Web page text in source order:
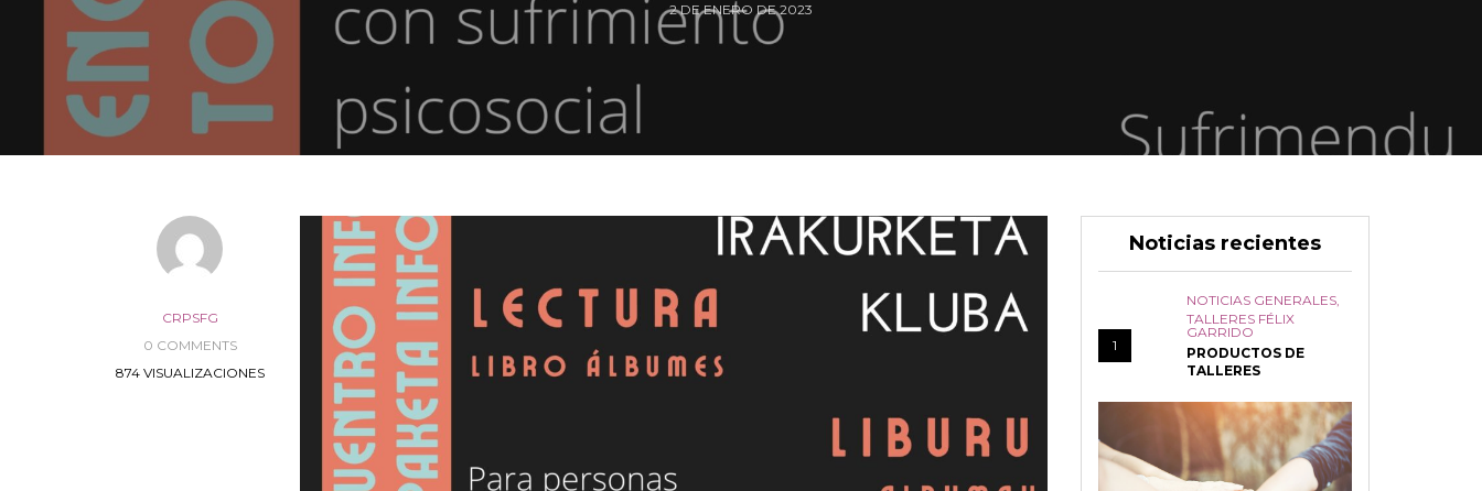
2 DE ENERO DE 2023
CRPSFG
0 COMMENTS
874 VISUALIZACIONES
Noticias recientes
1
NOTICIAS GENERALES,
TALLERES FÉLIX
GARRIDO
PRODUCTOS DE
TALLERES